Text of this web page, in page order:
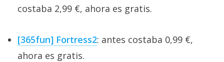
costaba 2,99 €, ahora es gratis.
[365fun] Fortress2: antes costaba 0,99 €,
ahora es gratis.